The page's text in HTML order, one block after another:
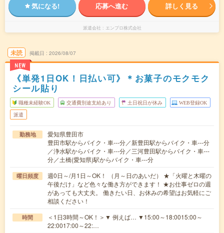
気になる! 応募へ進む 詳しく見る
派遣会社 エンプロ株式会社
未読
NEW
掲載日 2026/08/07
《単発1日OK！日払い可》＊お菓子のモクモク
シール貼り
職種未経験OK 交通費別途支給あり 土日祝日が休み WEB登録OK
派遣
勤務地
愛知県豊田市
豊田市駅からバイク・車---分／新豊田駅からバイク・車---分
／浄水駅からバイク・車---分／三河豊田駅からバイク・車---
分／土橋(愛知県)駅からバイク・車---分
曜日頻度
週0日～/月1日～OK！ （月～日のあいだ） ★「火曜と木曜の
午後だけ」など色々な働き方ができます！ ★お仕事ゼロの週
があっても大丈夫。 働きたい日、お休みの希望はお気軽にご
相談ください！
時間
＜1日3時間～OK！＞▼ 例えば… ▼15:00～18:0015:00～
22:0017:00～22:…